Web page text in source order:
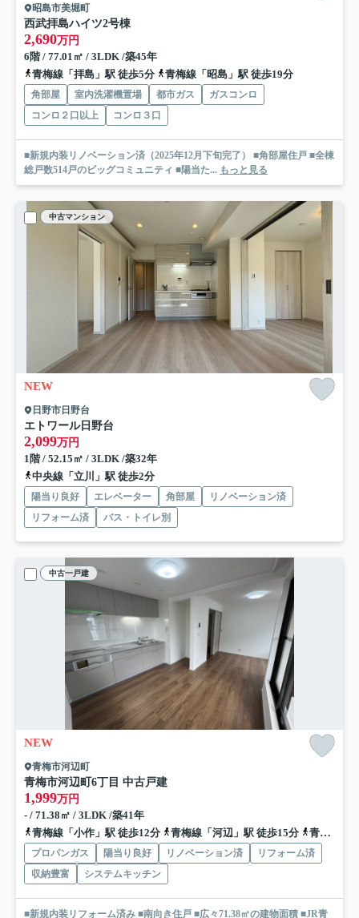
昭島市美堀町
西武拝島ハイツ2号棟
2,690万円
6階 / 77.01㎡ / 3LDK /築45年
青梅線「拝島」駅 徒歩5分
青梅線「昭島」駅 徒歩19分
角部屋 室内洗濯機置場 都市ガス
ガスコンロ
コンロ２口以上
コンロ３口
■新規内装リノベーション済（2025年12月下旬完了） ■角部屋住戸 ■全棟
総戸数514戸のビッグコミュニティ ■陽当た... もっと見る
中古マンション
NEW
日野市日野台
エトワール日野台
2,099万円
1階 / 52.15㎡ / 3LDK /築32年
中央線「立川」駅 徒歩2分
陽当り良好 エレベーター 角部屋
リノベーション済
リフォーム済
バス・トイレ別
中古一戸建
NEW
青梅市河辺町
青梅市河辺町6丁目 中古戸建
1,999万円
- / 71.38㎡ / 3LDK /築41年
青梅線「小作」駅 徒歩12分
青梅線「河辺」駅 徒歩15分 青梅線「東青梅」駅 車8分 2.4km
プロパンガス 陽当り良好 リノベーション済
リフォーム済
収納豊富
システムキッチン
■新規内装リフォーム済み ■南向き住戸 ■広々71.38㎡の建物面積 ■JR青